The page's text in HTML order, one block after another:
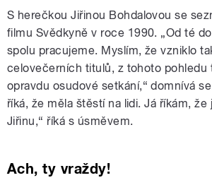
S herečkou Jiřinou Bohdalovou se
filmu Svědkyně v roce 1990. „Od té
spolu pracujeme. Myslím, že vzniklo
celovečerních titulů, z tohoto pohledu
opravdu osudové setkání,“ domnívá
říká, že měla štěstí na lidi. Já říkám,
Jiřinu,“ říká s úsměvem.
Ach, ty vraždy!